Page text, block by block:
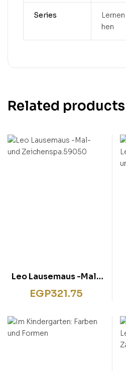
Series
hen
Related products
Leo Lausemaus -Mal-
und Zeichenspa.59050
EGP321.75